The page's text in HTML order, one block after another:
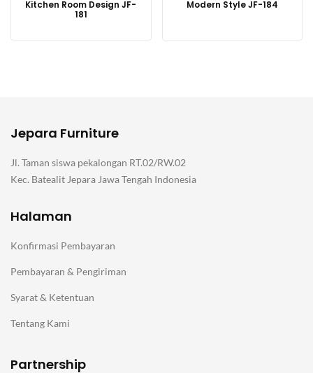
Kitchen Room Design JF-
181
Modern Style JF-184
Jepara Furniture
Jl. Taman siswa pekalongan RT.02/RW.02
Kec. Batealit Jepara Jawa Tengah Indonesia
Halaman
Konfirmasi Pembayaran
Pembayaran & Pengiriman
Syarat & Ketentuan
Tentang Kami
Partnership